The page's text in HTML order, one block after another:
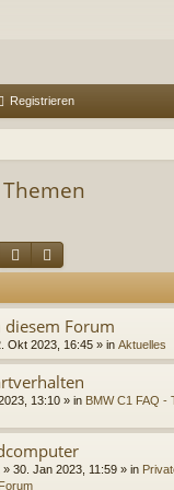
Registrieren
Suche
Forum
Okt 2023, 16:45 » in Aktuelles
13:10 » in BMW C1 FAQ -
» 30. Jan 2023, 11:59 » in